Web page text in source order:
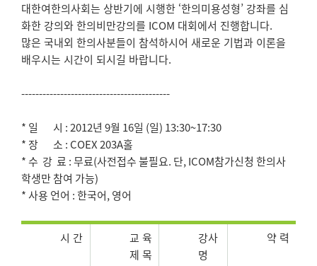
대한여한의사회는 상반기에 시행한 ‘한의미용성형’ 강좌를 심
화한 강의와 한의비만강의를 ICOM 대회에서 진행합니다.
많은 국내외 한의사분들이 참석하시어 새로운 기법과 이론을
배우시는 시간이 되시길 바랍니다.
------------------------------------------
* 일 시 : 2012년 9월 16일 (일) 13:30~17:30
* 장 소 : COEX 203A홀
* 수 강 료 : 무료(사전접수 불필요. 단, ICOM참가신청 한의사
학생만 참여 가능)
* 사용 언어 : 한국어, 영어
시 간
교 육
제 목
강사
명
약 력